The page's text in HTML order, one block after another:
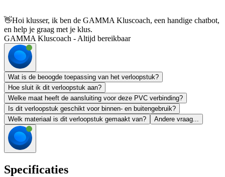
👋Hoi klusser, ik ben de GAMMA Kluscoach, een handige chatbot,
en help je graag met je klus.
GAMMA Kluscoach - Altijd bereikbaar
Wat is de beoogde toepassing van het verloopstuk?
Hoe sluit ik dit verloopstuk aan?
Welke maat heeft de aansluiting voor deze PVC verbinding?
Is dit verloopstuk geschikt voor binnen- en buitengebruik?
Welk materiaal is dit verloopstuk gemaakt van?
Andere vraag...
Specificaties